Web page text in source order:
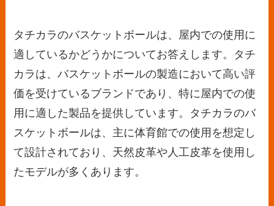
タチカラのバスケットボールは、屋内での使用に
適しているかどうかについてお答えします。タチ
カラは、バスケットボールの製造において高い評
価を受けているブランドであり、特に屋内での使
用に適した製品を提供しています。タチカラのバ
スケットボールは、主に体育館での使用を想定し
て設計されており、天然皮革や人工皮革を使用し
たモデルが多くあります。